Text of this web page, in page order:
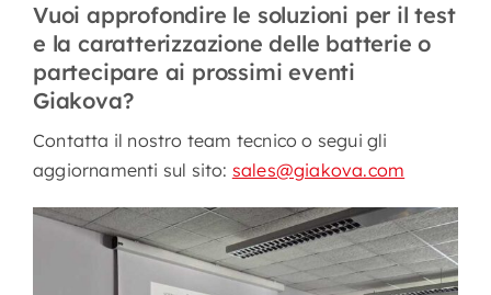
Vuoi approfondire le soluzioni per il test
e la caratterizzazione delle batterie o
partecipare ai prossimi eventi
Giakova?
Contatta il nostro team tecnico o segui gli
aggiornamenti sul sito: sales@giakova.com